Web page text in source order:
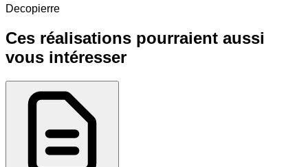
Decopierre
Ces réalisations pourraient aussi
vous intéresser